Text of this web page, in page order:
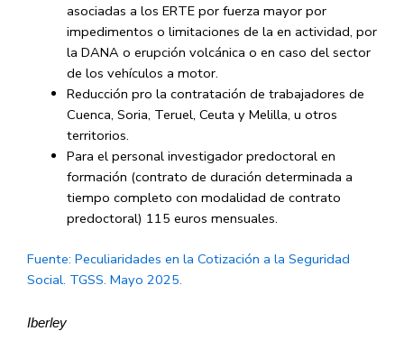
asociadas a los ERTE por fuerza mayor por
impedimentos o limitaciones de la en actividad, por
la DANA o erupción volcánica o en caso del sector
de los vehículos a motor.
Reducción pro la contratación de trabajadores de
Cuenca, Soria, Teruel, Ceuta y Melilla, u otros
territorios.
Para el personal investigador predoctoral en
formación (contrato de duración determinada a
tiempo completo con modalidad de contrato
predoctoral) 115 euros mensuales.
Fuente: Peculiaridades en la Cotización a la Seguridad
Social. TGSS. Mayo 2025.
Iberley